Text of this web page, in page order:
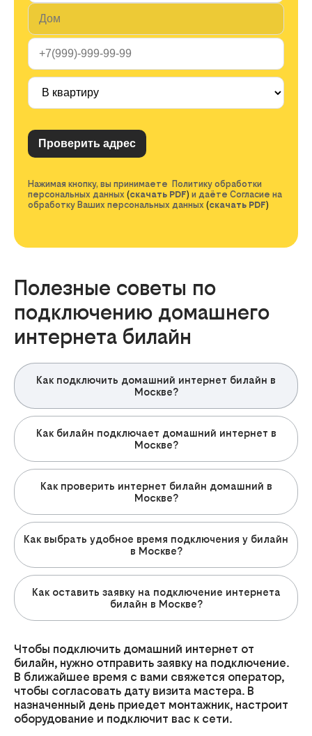
Нажимая кнопку, вы принимаете Политику обработки
персональных данных (скачать PDF) и даёте Согласие на
обработку Ваших персональных данных (скачать PDF)
Полезные советы по
подключению домашнего
интернета билайн
Как подключить домашний интернет билайн в
Москве?
Как билайн подключает домашний интернет в
Москве?
Как проверить интернет билайн домашний в
Москве?
Как выбрать удобное время подключения у билайн
в Москве?
Как оставить заявку на подключение интернета
билайн в Москве?
Чтобы подключить домашний интернет от
билайн, нужно отправить заявку на подключение.
В ближайшее время с вами свяжется оператор,
чтобы согласовать дату визита мастера. В
назначенный день приедет монтажник, настроит
оборудование и подключит вас к сети.